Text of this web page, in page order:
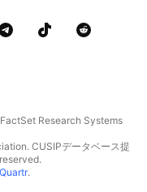
Research Systems
CUSIPデータベース提
Quartr.